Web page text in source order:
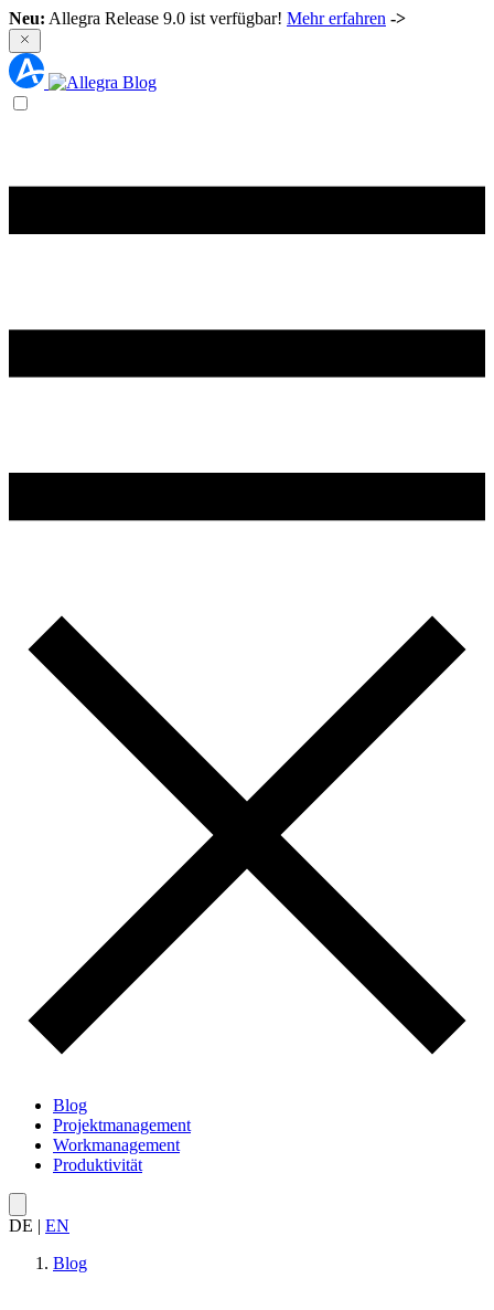
Neu: Allegra Release 9.0 ist verfügbar! Mehr erfahren ->
Blog
Projektmanagement
Workmanagement
Produktivität
DE | EN
Blog